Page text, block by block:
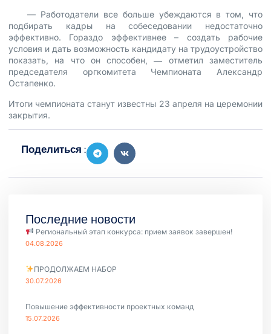
— Работодатели все больше убеждаются в том, что
подбирать кадры на собеседовании недостаточно
эффективно. Гораздо эффективнее – создать рабочие
условия и дать возможность кандидату на трудоустройство
показать, на что он способен, ― отметил заместитель
председателя оргкомитета Чемпионата Александр
Остапенко.
Итоги чемпионата станут известны 23 апреля на церемонии
закрытия.
Поделиться :
Последние новости
Региональный этап конкурса: прием заявок завершен!
04.08.2026
ПРОДОЛЖАЕМ НАБОР
30.07.2026
Повышение эффективности проектных команд
15.07.2026